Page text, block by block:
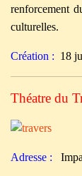
renforcement
culturelles.
Création : 18
Théatre du
Adresse :